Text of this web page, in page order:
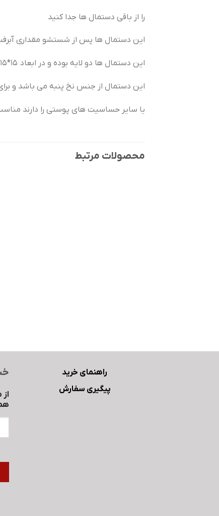
را از باقی دستمال ها جدا کنید
این دستمال ها پس از شستشو مقداری
این دستمال ها دو لایه بوده و در ابعاد 15*15 می باشند
این دستمال از جنس نخ پنبه می باشد و برای
یا سایر حساسیت های پوستی را دارند
محصولات مرتبط
راهنمای خرید
پیگیری سفارش